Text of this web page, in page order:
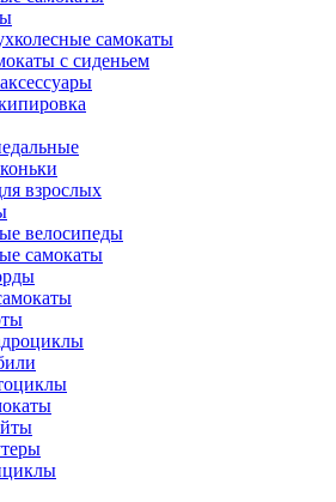
самокаты
с сиденьем
взрослых
велосипеды
самокаты